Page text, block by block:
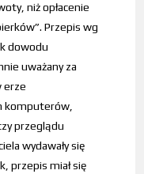
niż opłacenie
Przepis wg
dowodu
uważany za
erze
komputerów,
przeglądu
wydawały się
przepis miał się